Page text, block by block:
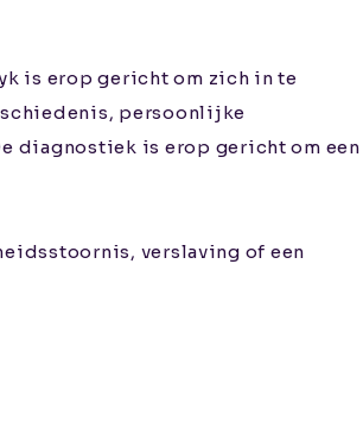
is erop gericht om zich in te
persoonlijke
diagnostiek is erop gericht om een
verslaving of een